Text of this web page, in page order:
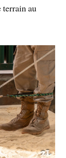
terrain au